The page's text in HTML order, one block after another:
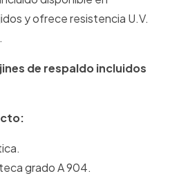
y ofrece resistencia U.V.
de respaldo incluidos
grado A 904.